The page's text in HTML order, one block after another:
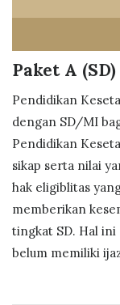
Paket A (SD)
Pendidikan
dengan SD/MI
Pendidikan
sikap serta nilai
hak eligiblitas
memberikan
tingkat SD. Hal ini
belum memiliki